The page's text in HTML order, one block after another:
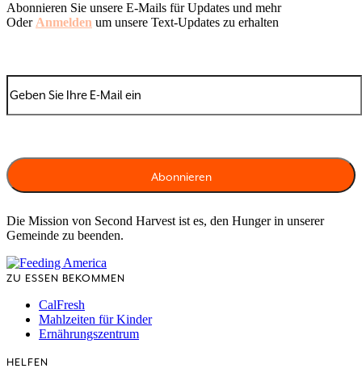
Abonnieren Sie unsere E-Mails für Updates und mehr
Oder Anmelden um unsere Text-Updates zu erhalten
Die Mission von Second Harvest ist es, den Hunger in unserer
Gemeinde zu beenden.
ZU ESSEN BEKOMMEN
CalFresh
Mahlzeiten für Kinder
Ernährungszentrum
HELFEN